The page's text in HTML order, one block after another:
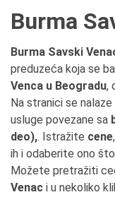
Burma
Burma Savski
preduzeća koja se
Venca u Beogradu,
Na stranici se nalaze
usluge povezane sa
deo),. Istražite cene
ih i odaberite ono
Možete pretražiti
Venac i u nekoliko